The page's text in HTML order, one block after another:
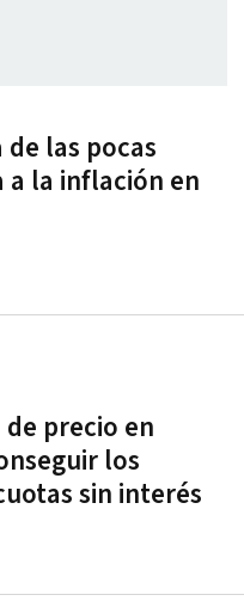
de las pocas
a la inflación en
precio en
los
sin interés